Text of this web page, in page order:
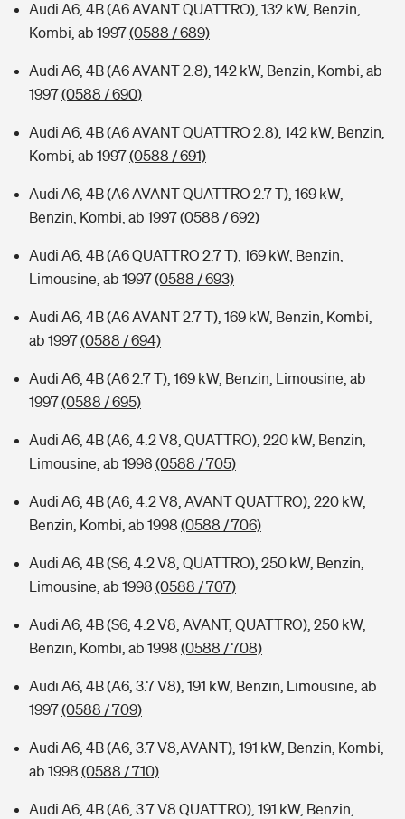
Audi A6, 4B (A6 AVANT QUATTRO), 132 kW, Benzin,
Kombi, ab 1997(0588 / 689)
Audi A6, 4B (A6 AVANT 2.8), 142 kW, Benzin, Kombi, ab
1997(0588 / 690)
Audi A6, 4B (A6 AVANT QUATTRO 2.8), 142 kW, Benzin,
Kombi, ab 1997(0588 / 691)
Audi A6, 4B (A6 AVANT QUATTRO 2.7 T), 169 kW,
Benzin, Kombi, ab 1997(0588 / 692)
Audi A6, 4B (A6 QUATTRO 2.7 T), 169 kW, Benzin,
Limousine, ab 1997(0588 / 693)
Audi A6, 4B (A6 AVANT 2.7 T), 169 kW, Benzin, Kombi,
ab 1997(0588 / 694)
Audi A6, 4B (A6 2.7 T), 169 kW, Benzin, Limousine, ab
1997(0588 / 695)
Audi A6, 4B (A6, 4.2 V8, QUATTRO), 220 kW, Benzin,
Limousine, ab 1998 (0588 / 705)
Audi A6, 4B (A6, 4.2 V8, AVANT QUATTRO), 220 kW,
Benzin, Kombi, ab 1998 (0588 / 706)
Audi A6, 4B (S6, 4.2 V8, QUATTRO), 250 kW, Benzin,
Limousine, ab 1998 (0588 / 707)
Audi A6, 4B (S6, 4.2 V8, AVANT, QUATTRO), 250 kW,
Benzin, Kombi, ab 1998 (0588 / 708)
Audi A6, 4B (A6, 3.7 V8), 191 kW, Benzin, Limousine, ab
1997(0588 / 709)
Audi A6, 4B (A6, 3.7 V8,AVANT), 191 kW, Benzin, Kombi,
ab 1998 (0588 / 710)
Audi A6, 4B (A6, 3.7 V8 QUATTRO), 191 kW, Benzin,